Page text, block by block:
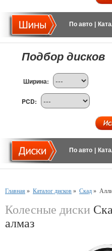
По авто
Подбор дисков
Ширина:
PCD:
По авто
Главная » Каталог дисков » Скад »
Колесные диски
алмаз